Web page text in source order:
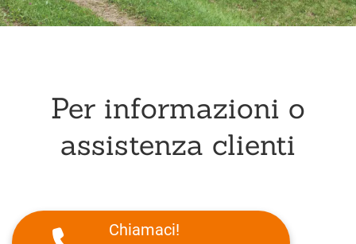
Per informazioni o
assistenza clienti
Chiamaci!